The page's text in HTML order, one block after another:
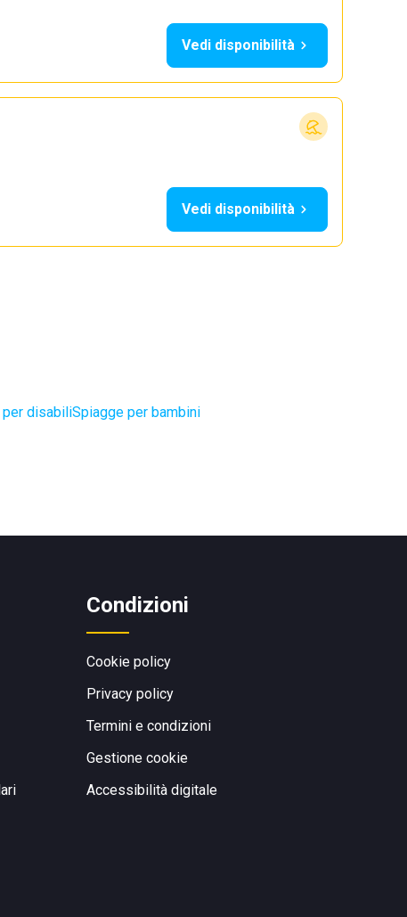
Vedi disponibilità
Vedi disponibilità
disabiliSpiagge per bambini
Condizioni
Cookie policy
Privacy policy
Termini e condizioni
Gestione cookie
Accessibilità digitale